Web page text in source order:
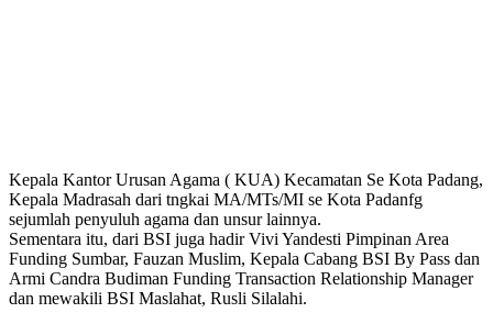
Kepala Kantor Urusan Agama ( KUA) Kecamatan Se Kota Padang,
Kepala Madrasah dari tngkai MA/MTs/MI se Kota Padanfg
sejumlah penyuluh agama dan unsur lainnya.
Sementara itu, dari BSI juga hadir Vivi Yandesti Pimpinan Area
Funding Sumbar, Fauzan Muslim, Kepala Cabang BSI By Pass dan
Armi Candra Budiman Funding Transaction Relationship Manager
dan mewakili BSI Maslahat, Rusli Silalahi.